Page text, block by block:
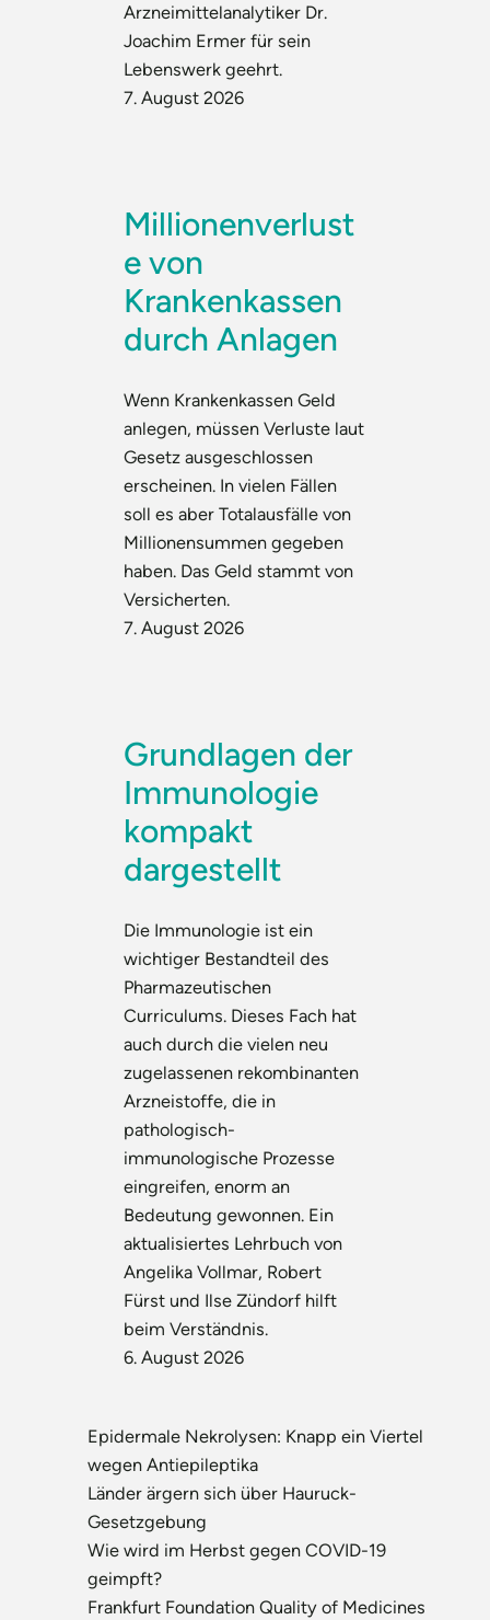
Arzneimittelanalytiker Dr.
Joachim Ermer für sein
Lebenswerk geehrt.
7. August 2026
Millionenverlust
e von
Krankenkassen
durch Anlagen
Wenn Krankenkassen Geld
anlegen, müssen Verluste laut
Gesetz ausgeschlossen
erscheinen. In vielen Fällen
soll es aber Totalausfälle von
Millionensummen gegeben
haben. Das Geld stammt von
Versicherten.
7. August 2026
Grundlagen der
Immunologie
kompakt
dargestellt
Die Immunologie ist ein
wichtiger Bestandteil des
Pharmazeutischen
Curriculums. Dieses Fach hat
auch durch die vielen neu
zugelassenen rekombinanten
Arzneistoffe, die in
pathologisch-
immunologische Prozesse
eingreifen, enorm an
Bedeutung gewonnen. Ein
aktualisiertes Lehrbuch von
Angelika Vollmar, Robert
Fürst und Ilse Zündorf hilft
beim Verständnis.
6. August 2026
Epidermale Nekrolysen: Knapp ein Viertel
wegen Antiepileptika
Länder ärgern sich über Hauruck-
Gesetzgebung
Wie wird im Herbst gegen COVID-19
geimpft?
Frankfurt Foundation Quality of Medicines